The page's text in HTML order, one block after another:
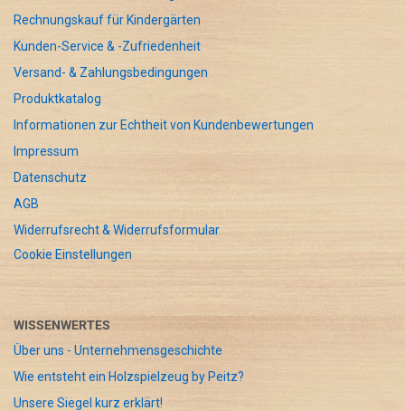
Rechnungskauf für Kindergärten
Kunden-Service & -Zufriedenheit
Versand- & Zahlungsbedingungen
Produktkatalog
Informationen zur Echtheit von Kundenbewertungen
Impressum
Datenschutz
AGB
Widerrufsrecht & Widerrufsformular
Cookie Einstellungen
WISSENWERTES
Über uns - Unternehmensgeschichte
Wie entsteht ein Holzspielzeug by Peitz?
Unsere Siegel kurz erklärt!